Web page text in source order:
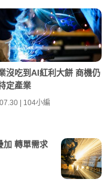
沒吃到AI紅利大餅 商機仍
定產業
| 104小編
加 轉單需求